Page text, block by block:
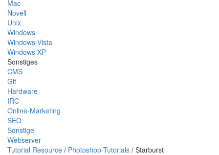
Mac
Novell
Unix
Windows
Windows Vista
Windows XP
Sonstiges
CMS
Git
Hardware
IRC
Online-Marketing
SEO
Sonstige
Webserver
Tutorial Resource / Photoshop-Tutorials / Starburst